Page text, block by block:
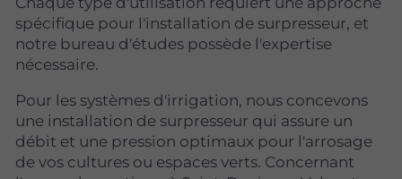
spécifique pour l'installation de surpresseur, et
notre bureau d'études possède l'expertise
nécessaire.
Pour les systèmes d'irrigation, nous concevons
une installation de surpresseur qui assure un
débit et une pression optimaux pour l'arrosage
de vos cultures ou espaces verts. Concernant